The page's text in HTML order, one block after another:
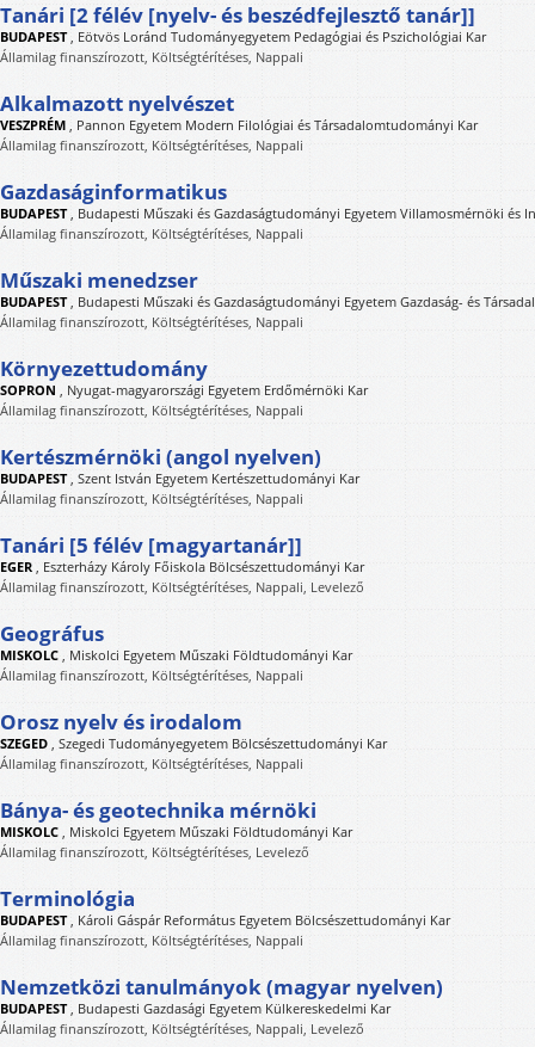
Tanári [2 félév [nyelv- és beszédfejlesztő tanár]]
BUDAPEST, Eötvös Loránd Tudományegyetem Pedagógiai és Pszichológiai Kar
Államilag finanszírozott, Költségtérítéses, Nappali
Alkalmazott nyelvészet
VESZPRÉM , Pannon Egyetem Modern Filológiai és Társadalomtudományi Kar
Államilag finanszírozott, Költségtérítéses, Nappali
Gazdaságinformatikus
BUDAPEST, Budapesti Műszaki és Gazdaságtudományi Egyetem Villamosmérnöki és
Államilag finanszírozott, Költségtérítéses, Nappali
Műszaki menedzser
BUDAPEST, Budapesti Műszaki és Gazdaságtudományi Egyetem Gazdaság- és
Államilag finanszírozott, Költségtérítéses, Nappali
Környezettudomány
SOPRON , Nyugat-magyarországi Egyetem Erdőmérnöki Kar
Államilag finanszírozott, Költségtérítéses, Nappali
Kertészmérnöki (angol nyelven)
BUDAPEST, Szent István Egyetem Kertészettudományi Kar
Államilag finanszírozott, Költségtérítéses, Nappali
Tanári [5 félév [magyartanár]]
EGER , Eszterházy Károly Főiskola Bölcsészettudományi Kar
Államilag finanszírozott, Költségtérítéses, Nappali, Levelező
Geográfus
MISKOLC , Miskolci Egyetem Műszaki Földtudományi Kar
Államilag finanszírozott, Költségtérítéses, Nappali
Orosz nyelv és irodalom
SZEGED , Szegedi Tudományegyetem Bölcsészettudományi Kar
Államilag finanszírozott, Költségtérítéses, Nappali
Bánya- és geotechnika mérnöki
MISKOLC , Miskolci Egyetem Műszaki Földtudományi Kar
Államilag finanszírozott, Költségtérítéses, Levelező
Terminológia
BUDAPEST, Károli Gáspár Református Egyetem Bölcsészettudományi Kar
Államilag finanszírozott, Költségtérítéses, Nappali
Nemzetközi tanulmányok (magyar nyelven)
BUDAPEST, Budapesti Gazdasági Egyetem Külkereskedelmi Kar
Államilag finanszírozott, Költségtérítéses, Nappali, Levelező